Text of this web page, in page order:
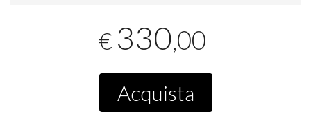
€ 330,00
Acquista